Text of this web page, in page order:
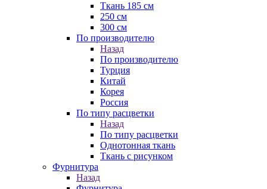
Ткань 185 см
250 см
300 см
По производителю
Назад
По производителю
Турция
Китай
Корея
Россия
По типу расцветки
Назад
По типу расцветки
Однотонная ткань
Ткань с рисунком
Фурнитура
Назад